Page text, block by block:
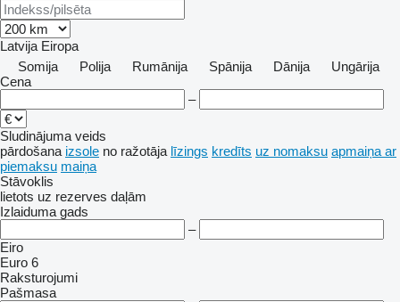
Latvija Eiropa
Somija
Polija Rumānija Spānija Dānija
Ungārija
Cena
–
Sludinājuma veids
pārdošana izsole no ražotāja līzings kredīts uz nomaksu apmaiņa ar
piemaksu maiņa
Stāvoklis
lietots uz rezerves daļām
Izlaiduma gads
–
Eiro
Euro 6
Raksturojumi
Pašmasa